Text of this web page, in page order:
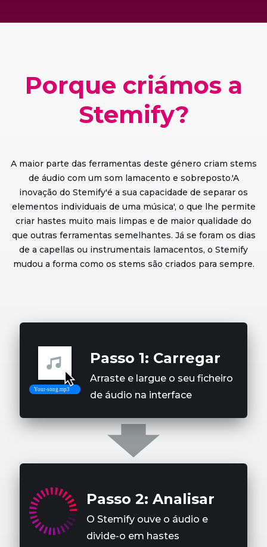
Porque criámos a
Stemify?
A maior parte das ferramentas deste género criam stems
de áudio com um som lamacento e sobreposto.'A
inovação do Stemify'é a sua capacidade de separar os
elementos individuais de uma música', o que lhe permite
criar hastes muito mais limpas e de maior qualidade do
que outras ferramentas semelhantes. Já se foram os dias
de a capellas ou instrumentais lamacentos, o Stemify
mudou a forma como os stems são criados para sempre.
Passo 1: Carregar
Arraste e largue o seu ficheiro
de áudio na interface
Passo 2: Analisar
O Stemify ouve o áudio e
divide-o em hastes